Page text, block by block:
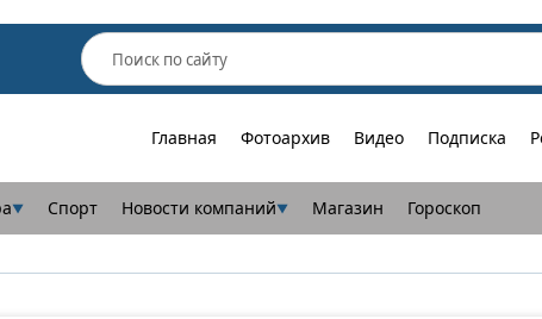
Главная Фотоархив Видео Подписка
▼ Спорт Новости компаний▼ Магазин Гороскоп